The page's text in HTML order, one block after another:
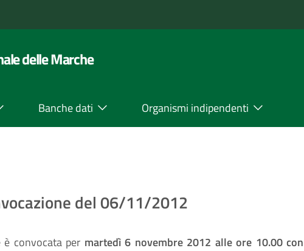
delle Marche
Banche dati Organismi indipendenti
del 06/11/2012
è convocata per martedì 6 novembre 2012 alle ore 10.00 con